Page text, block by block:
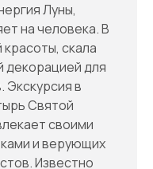
Луны,
на человека. В
скала
декорацией для
в
Святой
своими
и верующих
Известно